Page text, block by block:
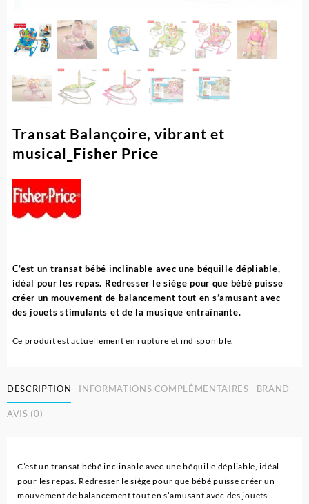
Transat Balançoire, vibrant et
musical_Fisher Price
C’est un transat bébé inclinable avec une béquille dépliable,
idéal pour les repas. Redresser le siège pour que bébé puisse
créer un mouvement de balancement tout en s’amusant avec
des jouets stimulants et de la musique entraînante.
Ce produit est actuellement en rupture et indisponible.
DESCRIPTION INFORMATIONS COMPLÉMENTAIRES BRAND
AVIS (0)
C’est un transat bébé inclinable avec une béquille dépliable, idéal
pour les repas. Redresser le siège pour que bébé puisse créer un
mouvement de balancement tout en s’amusant avec des jouets